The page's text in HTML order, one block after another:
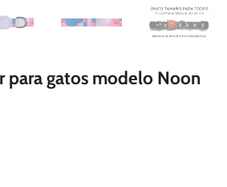
para gatos modelo Noon